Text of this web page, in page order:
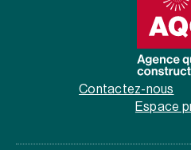
Contactez-nous
Espace